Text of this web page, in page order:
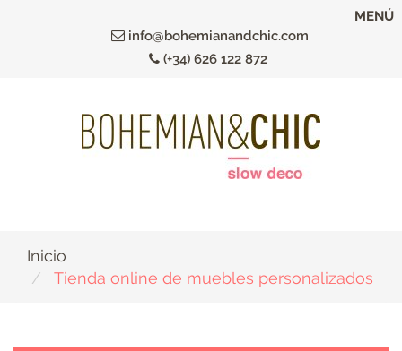
info@bohemianandchic.com
(+34) 626 122 872
MENÚ
Inicio
Tienda online de muebles personalizados